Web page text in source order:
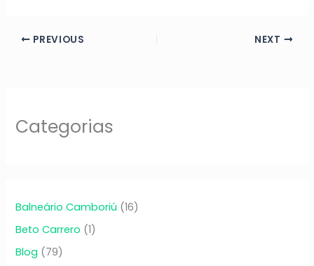
PREVIOUS NEXT
Categorias
Balneário Camboriú (16)
Beto Carrero (1)
Blog (79)